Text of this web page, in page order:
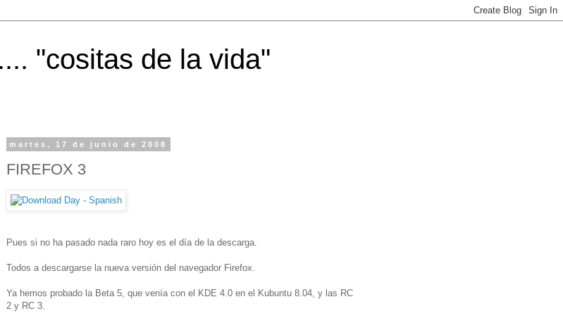
"cositas de la vida"
martes, 17 de junio de 2008
FIREFOX 3
Pues si no ha pasado nada raro hoy es el día de la descarga.
Todos a descargarse la nueva versión del navegador Firefox.
Ya hemos probado la Beta 5, que venía con el KDE 4.0 en el Kubuntu 8.04, y las RC
2 y RC 3.